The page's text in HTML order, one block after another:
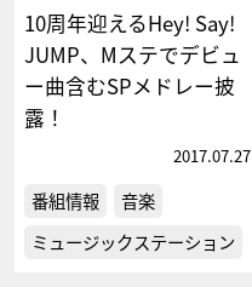
10周年迎えるHey! Say!
JUMP、Mステでデビュ
ー曲含むSPメドレー披
露！
2017.07.27
番組情報
音楽
ミュージックステーション